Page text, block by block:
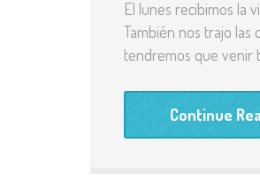
El lunes recibimos la
También nos trajo las
tendremos que venir
Continue